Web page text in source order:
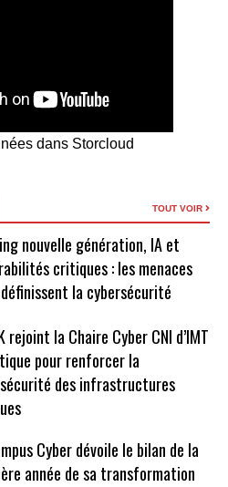
dans Storcloud
TOUT VOIR
nouvelle génération, IA et
critiques : les menaces
la cybersécurité
rejoint la Chaire Cyber CNI d’IMT
pour renforcer la
des infrastructures
Cyber dévoile le bilan de la
année de sa transformation